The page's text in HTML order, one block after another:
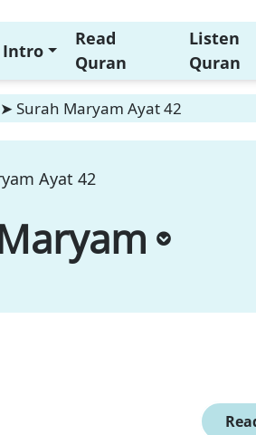
Intro
Read
Quran
Listen
Quran
➤ Surah Maryam Ayat 42
Ayat 42